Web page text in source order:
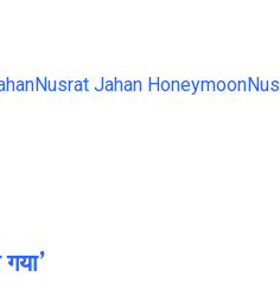
Nusrat Jahan Honeymoon